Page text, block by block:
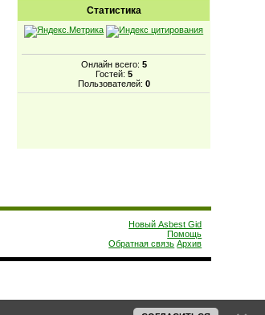
Статистика
Онлайн всего: 5
Гостей: 5
Пользователей: 0
Новый Asbest Gid
Помощь
Обратная связь Архив